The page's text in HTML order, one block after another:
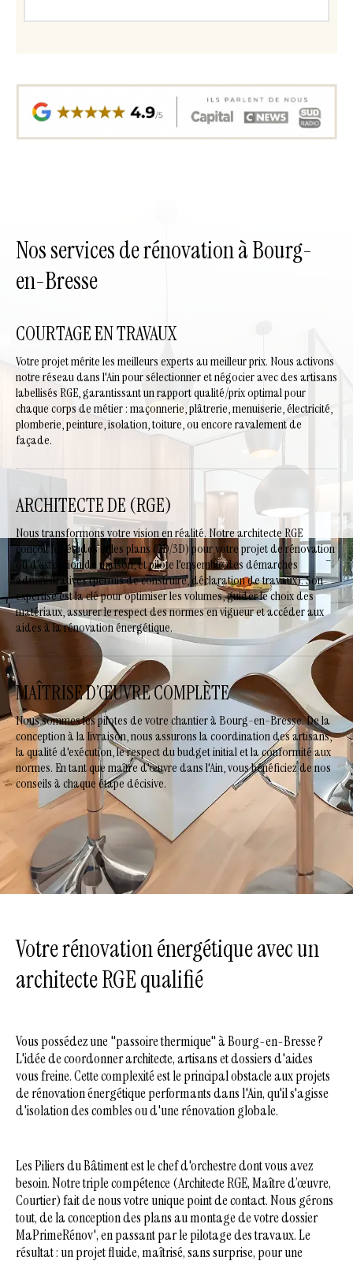
Nos services de rénovation à Bourg-
en-Bresse
COURTAGE EN TRAVAUX
Votre projet mérite les meilleurs experts au meilleur prix. Nous activons
notre réseau dans l'Ain pour sélectionner et négocier avec des artisans
labellisés RGE, garantissant un rapport qualité/prix optimal pour
chaque corps de métier : maçonnerie, plâtrerie, menuiserie, électricité,
plomberie, peinture, isolation, toiture, ou encore ravalement de
façade.
ARCHITECTE DE (RGE)
Nous transformons votre vision en réalité. Notre architecte RGE
conçoit les études et les plans (2D/3D) pour votre projet de rénovation
ou d'extension de maison, et pilote l'ensemble des démarches
administratives (permis de construire, déclaration de travaux). Son
expertise est la clé pour optimiser les volumes, guider le choix des
matériaux, assurer le respect des normes en vigueur et accéder aux
aides à la rénovation énergétique.
MAÎTRISE D’ŒUVRE COMPLÈTE
Nous sommes les pilotes de votre chantier à Bourg-en-Bresse. De la
conception à la livraison, nous assurons la coordination des artisans,
la qualité d'exécution, le respect du budget initial et la conformité aux
normes. En tant que maître d'œuvre dans l'Ain, vous bénéficiez de nos
conseils à chaque étape décisive.
Votre rénovation énergétique avec un
architecte RGE qualifié
Vous possédez une "passoire thermique" à Bourg-en-Bresse ?
L'idée de coordonner architecte, artisans et dossiers d'aides
vous freine. Cette complexité est le principal obstacle aux projets
de rénovation énergétique performants dans l'Ain, qu'il s'agisse
d'isolation des combles ou d'une rénovation globale.
Les Piliers du Bâtiment est le chef d'orchestre dont vous avez
besoin. Notre triple compétence (Architecte RGE, Maître d’œuvre,
Courtier) fait de nous votre unique point de contact. Nous gérons
tout, de la conception des plans au montage de votre dossier
MaPrimeRénov', en passant par le pilotage des travaux. Le
résultat : un projet fluide, maîtrisé, sans surprise, pour une